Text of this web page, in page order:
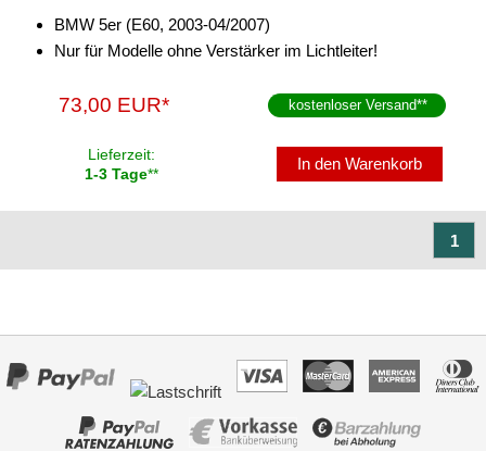
für Mercedes-Benz
für Mini
für Mitsubishi
für Plymouth
für Pontiac
BMW 5er (E60, 2003-04/2007)
Nur für Modelle ohne Verstärker im Lichtleiter!
73,00 EUR* kostenloser Versand**
Lieferzeit:
1-3 Tage**
In den Warenkorb
1